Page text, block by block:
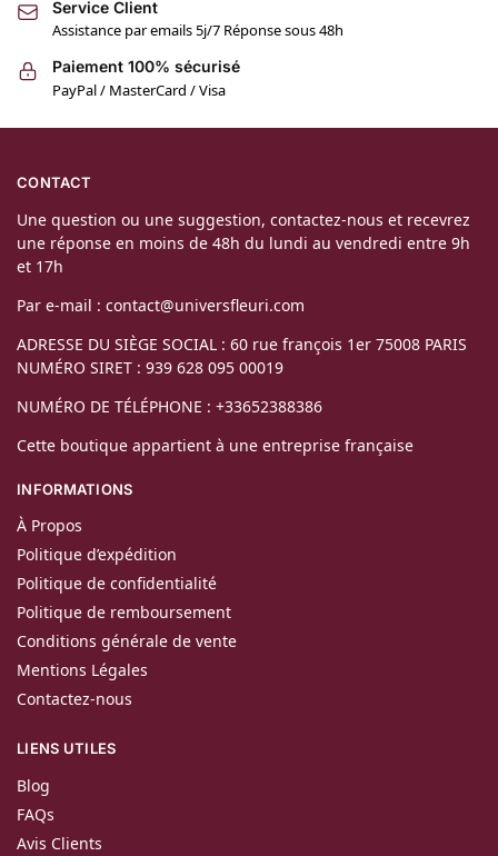
Service Client
Assistance par emails 5j/7 Réponse sous 48h
Paiement 100% sécurisé
PayPal / MasterCard / Visa
CONTACT
Une question ou une suggestion, contactez-nous et recevrez
une réponse en moins de 48h du lundi au vendredi entre 9h
et 17h
Par e-mail : contact@universfleuri.com
ADRESSE DU SIÈGE SOCIAL : 60 rue françois 1er 75008 PARIS
NUMÉRO SIRET : 939 628 095 00019
NUMÉRO DE TÉLÉPHONE : +33652388386
Cette boutique appartient à une entreprise française
INFORMATIONS
À Propos
Politique d’expédition
Politique de confidentialité
Politique de remboursement
Conditions générale de vente
Mentions Légales
Contactez-nous
LIENS UTILES
Blog
FAQs
Avis Clients